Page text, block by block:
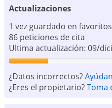
Actualizaciones
1 vez guardado en favoritos
86 peticiones de cita
Ultima actualización: 09/
¿Datos incorrectos?
¿Eres el propietario?Toma